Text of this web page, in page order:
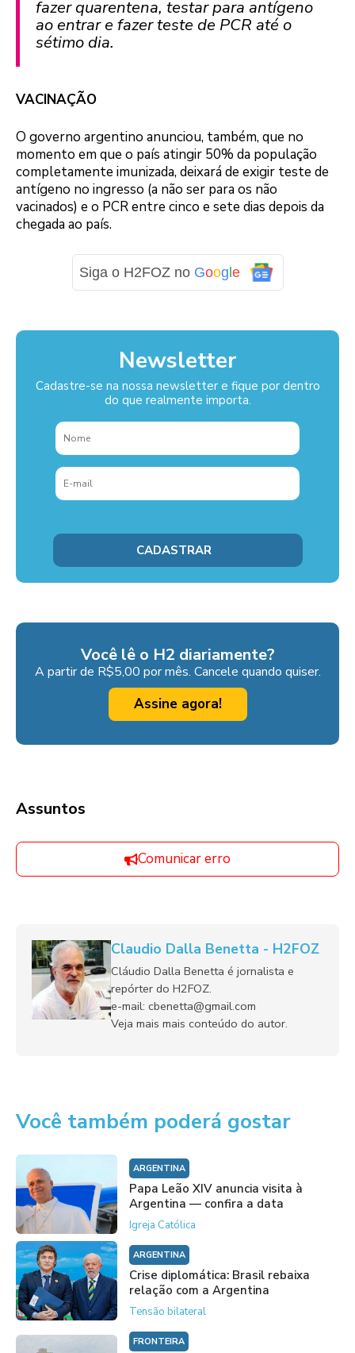
fazer quarentena, testar para antígeno
ao entrar e fazer teste de PCR até o
sétimo dia.
VACINAÇÃO
O governo argentino anunciou, também, que no
momento em que o país atingir 50% da população
completamente imunizada, deixará de exigir teste de
antígeno no ingresso (a não ser para os não
vacinados) e o PCR entre cinco e sete dias depois da
chegada ao país.
Siga o H2FOZ no Google
Newsletter
Cadastre-se na nossa newsletter e fique por dentro
do que realmente importa.
Você lê o H2 diariamente?
A partir de R$5,00 por mês. Cancele quando quiser.
Assine agora!
Assuntos
Comunicar erro
Claudio Dalla Benetta - H2FOZ
Cláudio Dalla Benetta é jornalista e
repórter do H2FOZ.
e-mail: cbenetta@gmail.com
Veja mais mais conteúdo do autor.
Você também poderá gostar
ARGENTINA
Papa Leão XIV anuncia visita à
Argentina — confira a data
Igreja Católica
ARGENTINA
Crise diplomática: Brasil rebaixa
relação com a Argentina
Tensão bilateral
FRONTEIRA